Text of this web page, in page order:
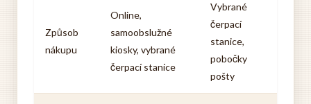
Způsob
nákupu
Online,
samoobslužné
kiosky, vybrané
čerpací stanice
Vybrané
čerpací
stanice,
pobočky
pošty